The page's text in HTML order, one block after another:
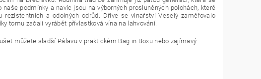
podmínky a navíc jsou na výborných prosluněných polohách, které
a odolných odrůd. Dříve se vinařství Veselý zaměřovalo
tomu začali vyrábět přívlastková vína na lahvování.
můžete sladší Pálavu v praktickém Bag in Boxu nebo zajímavý